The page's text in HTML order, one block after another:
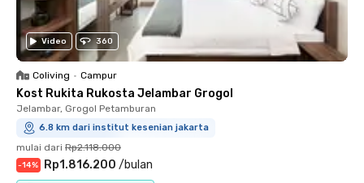
Video 360
Coliving • Campur
Kost Rukita Rukosta Jelambar Grogol
Jelambar, Grogol Petamburan
6.8 km dari institut kesenian jakarta
mulai dari Rp2.118.000
-14% Rp1.816.200 /bulan